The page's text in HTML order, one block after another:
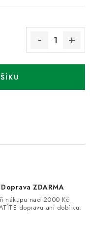
Doprava ZDARMA
nákupu nad 2000 Kč
dopravu ani dobírku.